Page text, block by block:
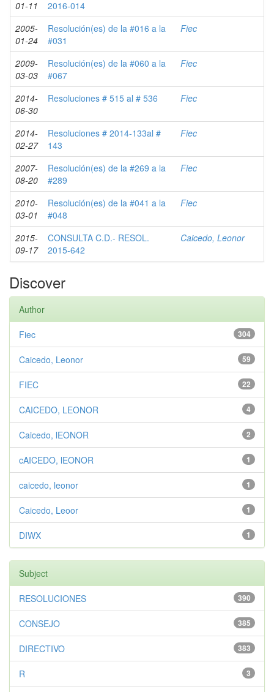
01-11
2016-014
2005-
01-24
Resolución(es) de la #016 a la
#031
Fiec
2009-
03-03
Resolución(es) de la #060 a la
#067
Fiec
2014-
06-30
Resoluciones # 515 al # 536 Fiec
2014-
02-27
Resoluciones # 2014-133al #
143
Fiec
2007-
08-20
Resolución(es) de la #269 a la
#289
Fiec
2010-
03-01
Resolución(es) de la #041 a la
#048
Fiec
2015-
09-17
CONSULTA C.D.- RESOL.
2015-642
Caicedo, Leonor
Discover
Author
304
Fiec
59
Caicedo, Leonor
22
FIEC
4
CAICEDO, LEONOR
2
Caicedo, lEONOR
1
cAICEDO, lEONOR
1
caicedo, leonor
1
Caicedo, Leoor
1
DIWX
Subject
390
RESOLUCIONES
385
CONSEJO
383
DIRECTIVO
3
R